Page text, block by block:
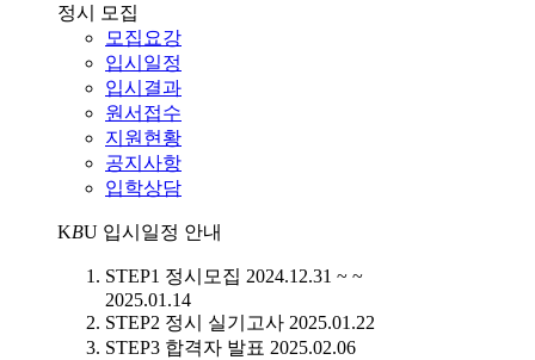
정시 모집
모집요강
입시일정
입시결과
원서접수
지원현황
공지사항
입학상담
KBU 입시일정 안내
STEP1 정시모집 2024.12.31 ~ ~
2025.01.14
STEP2 정시 실기고사 2025.01.22
STEP3 합격자 발표 2025.02.06